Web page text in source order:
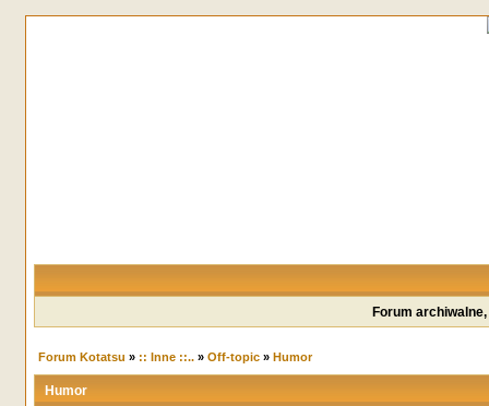
Forum
Forum Kotatsu » :: Inne ::..» Off-topic» Humor
Humor